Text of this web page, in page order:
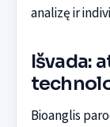
analizę ir
Išvada:
Bioanglis